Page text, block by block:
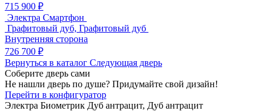
715 900 ₽
Электра Смартфон
Графитовый дуб, Графитовый дуб
Внутренняя сторона
726 700 ₽
Вернуться в каталог Следующая дверь
Соберите дверь сами
Не нашли дверь по душе? Придумайте свой дизайн!
Перейти в конфигуратор
Электра Биометрик Дуб антрацит, Дуб антрацит